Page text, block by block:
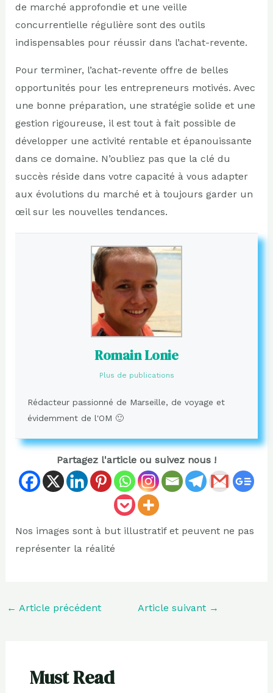
de marché approfondie et une veille
concurrentielle régulière sont des outils
indispensables pour réussir dans l’achat-revente.
Pour terminer, l’achat-revente offre de belles
opportunités pour les entrepreneurs motivés. Avec
une bonne préparation, une stratégie solide et une
gestion rigoureuse, il est tout à fait possible de
développer une activité rentable et épanouissante
dans ce domaine. N’oubliez pas que la clé du
succès réside dans votre capacité à vous adapter
aux évolutions du marché et à toujours garder un
œil sur les nouvelles tendances.
Romain Lonie
Plus de publications
Rédacteur passionné de Marseille, de voyage et
évidemment de l'OM 🙂
Partagez l'article ou suivez nous !
Nos images sont à but illustratif et peuvent ne pas
représenter la réalité
← Article précédent Article suivant →
Must Read